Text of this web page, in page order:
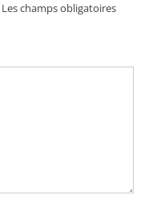
Les champs obligatoires